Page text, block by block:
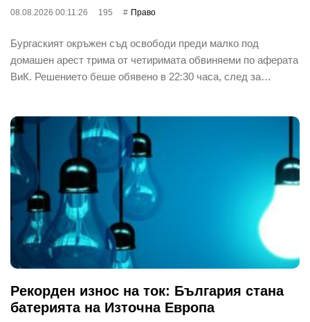
08.08.2026 00:11:26 195 Право
Бургаският окръжен съд освободи преди малко под
домашен арест трима от четиримата обвиняеми по аферата
ВиК. Решението беше обявено в 22:30 часа, след за…
Рекорден износ на ток: България стана
батерията на Източна Европа